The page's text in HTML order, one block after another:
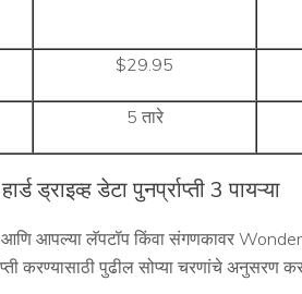
$29.95
5 तारे
ड्राइव्ह डेटा पुनर्प्राप्ती 3 पायऱ्या
आपल्या लॅपटॉप किंवा संगणकावर
करण्यासाठी पुढील सोप्या चरणांचे अनुसरण